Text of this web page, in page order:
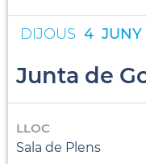
DIJOUS 4 JUNY
Junta de
LLOC
Sala de Plens